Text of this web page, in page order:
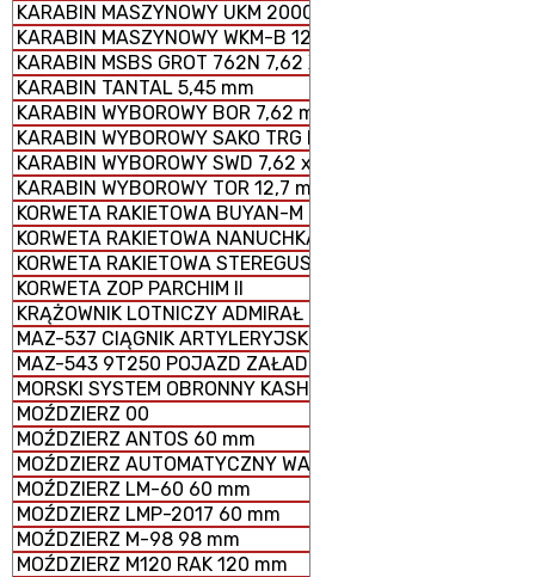
KARABIN MASZYNOWY UKM 2000 P 7,62 x 51 mm
KARABIN MASZYNOWY WKM-B 12,7 x 99 mm
KARABIN MSBS GROT 762N 7,62 X 51 mm
KARABIN TANTAL 5,45 mm
KARABIN WYBOROWY BOR 7,62 mm
KARABIN WYBOROWY SAKO TRG M 10
KARABIN WYBOROWY SWD 7,62 x 54 mm R
KARABIN WYBOROWY TOR 12,7 mm
KORWETA RAKIETOWA BUYAN-M
KORWETA RAKIETOWA NANUCHKA III
KORWETA RAKIETOWA STEREGUSCHIY
KORWETA ZOP PARCHIM II
KRĄŻOWNIK LOTNICZY ADMIRAŁ KUZNIECOW
MAZ-537 CIĄGNIK ARTYLERYJSKI
MAZ-543 9T250 POJAZD ZAŁADOWCZY
MORSKI SYSTEM OBRONNY KASHTAN
MOŹDZIERZ 00
MOŹDZIERZ ANTOS 60 mm
MOŹDZIERZ AUTOMATYCZNY WASILOK 2B9
MOŹDZIERZ LM-60 60 mm
MOŹDZIERZ LMP-2017 60 mm
MOŹDZIERZ M-98 98 mm
MOŹDZIERZ M120 RAK 120 mm